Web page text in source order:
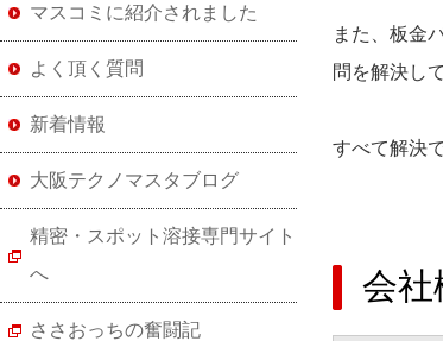
また、板金
問を解決し
すべて解決
会社
マスコミに紹介されました
よく頂く質問
新着情報
大阪テクノマスタブログ
精密・スポット溶接専門サイト
へ
ささおっちの奮闘記